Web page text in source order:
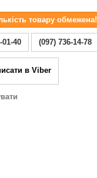
товару обмежена!
01-40 (097) 736-14-78
в Viber